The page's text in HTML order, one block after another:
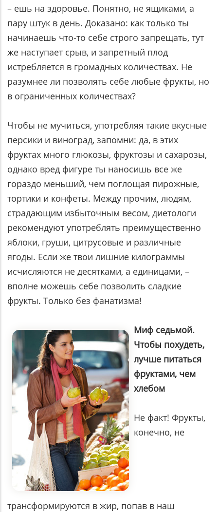
– ешь на здоровье. Понятно, не ящиками, а
пару штук в день. Доказано: как только ты
начинаешь что-то себе строго запрещать, тут
же наступает срыв, и запретный плод
истребляется в громадных количествах. Не
разумнее ли позволять себе любые фрукты, но
в ограниченных количествах?
Чтобы не мучиться, употребляя такие вкусные
персики и виноград, запомни: да, в этих
фруктах много глюкозы, фруктозы и сахарозы,
однако вред фигуре ты наносишь все же
гораздо меньший, чем поглощая пирожные,
тортики и конфеты. Между прочим, людям,
страдающим избыточным весом, диетологи
рекомендуют употреблять преимущественно
яблоки, груши, цитрусовые и различные
ягоды. Если же твои лишние килограммы
исчисляются не десятками, а единицами, –
вполне можешь себе позволить сладкие
фрукты. Только без фанатизма!
Миф седьмой.
Чтобы похудеть,
лучше питаться
фруктами, чем
хлебом
Не факт! Фрукты,
конечно, не
трансформируются в жир, попав в наш